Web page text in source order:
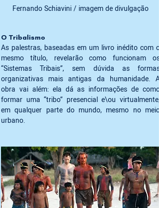
Fernando Schiavini / imagem de divulgação
O Tribalismo
As palestras, baseadas em um livro inédito com o
mesmo título, revelarão como funcionam os
“Sistemas Tribais”, sem dúvida as formas
organizativas mais antigas da humanidade. A
obra vai além: ela dá as informações de como
formar uma “tribo” presencial e\ou virtualmente,
em qualquer parte do mundo, mesmo no meio